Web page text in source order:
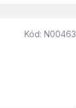
Kód: N00463